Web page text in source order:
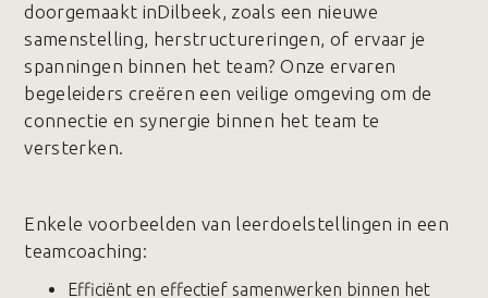
doorgemaakt inDilbeek, zoals een nieuwe
samenstelling, herstructureringen, of ervaar je
spanningen binnen het team? Onze ervaren
begeleiders creëren een veilige omgeving om de
connectie en synergie binnen het team te
versterken.
Enkele voorbeelden van leerdoelstellingen in een
teamcoaching:
Efficiënt en effectief samenwerken binnen het